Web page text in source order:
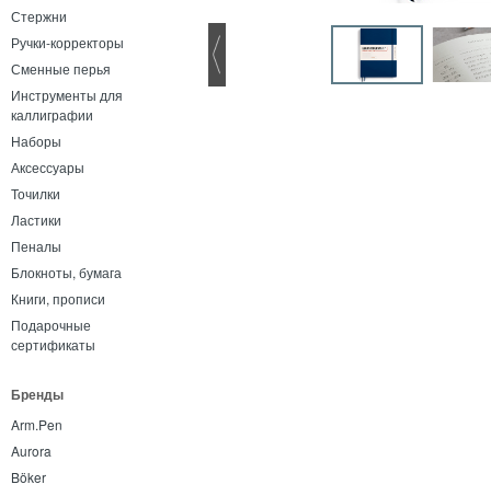
Стержни
Ручки-корректоры
Сменные перья
Инструменты для
каллиграфии
Наборы
Аксессуары
Точилки
Ластики
Пеналы
Блокноты, бумага
Книги, прописи
Подарочные
сертификаты
Бренды
Arm.Pen
Aurora
Böker